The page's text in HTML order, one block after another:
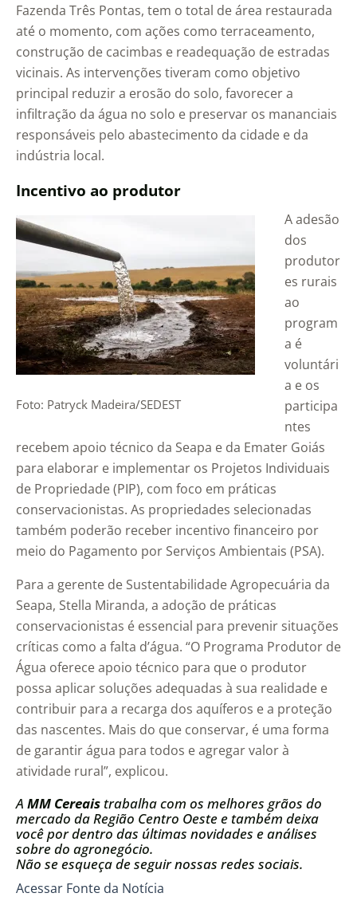
Fazenda Três Pontas, tem o total de área restaurada
até o momento, com ações como terraceamento,
construção de cacimbas e readequação de estradas
vicinais. As intervenções tiveram como objetivo
principal reduzir a erosão do solo, favorecer a
infiltração da água no solo e preservar os mananciais
responsáveis pelo abastecimento da cidade e da
indústria local.
Incentivo ao produtor
Foto: Patryck Madeira/SEDEST
A adesão
dos
produtor
es rurais
ao
program
a é
voluntári
a e os
participa
ntes
recebem apoio técnico da Seapa e da Emater Goiás
para elaborar e implementar os Projetos Individuais
de Propriedade (PIP), com foco em práticas
conservacionistas. As propriedades selecionadas
também poderão receber incentivo financeiro por
meio do Pagamento por Serviços Ambientais (PSA).
Para a gerente de Sustentabilidade Agropecuária da
Seapa, Stella Miranda, a adoção de práticas
conservacionistas é essencial para prevenir situações
críticas como a falta d’água. “O Programa Produtor de
Água oferece apoio técnico para que o produtor
possa aplicar soluções adequadas à sua realidade e
contribuir para a recarga dos aquíferos e a proteção
das nascentes. Mais do que conservar, é uma forma
de garantir água para todos e agregar valor à
atividade rural”, explicou.
A MM Cereais trabalha com os melhores grãos do
mercado da Região Centro Oeste e também deixa
você por dentro das últimas novidades e análises
sobre do agronegócio.
Não se esqueça de seguir nossas redes sociais.
Acessar Fonte da Notícia